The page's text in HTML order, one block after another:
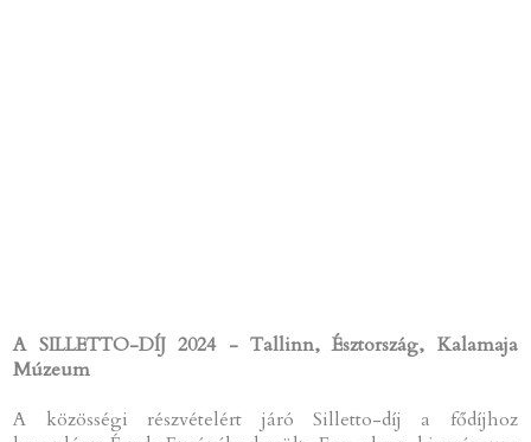
A SILLETTO-DÍJ 2024 - Tallinn, Észtország, Kalamaja
Múzeum
A közösségi részvételért járó Silletto-díj a fődíjhoz